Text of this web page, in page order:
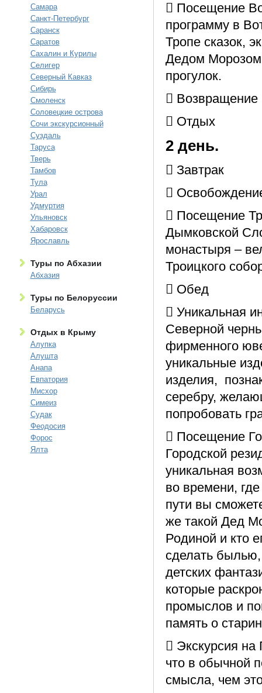
Самара
Санкт-Петербург
Саранск
Саратов
Сахалин и Курилы
Селигер
Северный Кавказ
Сибирь
Смоленск
Соловецкие острова
Сочи экскурсионный
Суздаль
Таруса
Тверь
Тамбов
Тула
Урал
Удмуртия
Ульяновск
Хабаровск
Ярославль
Туры по Абхазии
Абхазия
Туры по Белоруссии
Беларусь
Отдых в Крыму
Алупка
Алушта
Анапа
Евпатория
Мисхор
Симеиз
Судак
Феодосия
Форос
Ялта
 Посещение
программу в
Тропе сказок,
Дедом
прогулок.
 Возвращение
 Отдых
2 день.
 Завтрак

 Посещение
Дымковской
монастыря –
Троицкого
 Обед
 Уникальная
Северной
фирменного
уникальные
изделия,
серебру,
попробовать
 Посещение
Городской
уникальная
во времени,
пути вы
же такой Дед
Родиной и кто
сделать
детских
которые
промыслов и
память о
 Экскурсия
что в обычной
смысла, чем